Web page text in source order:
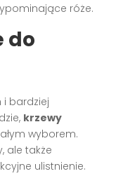
róże.
do
i bardziej
krzewy
wyborem.
ale także
ulistnienie.